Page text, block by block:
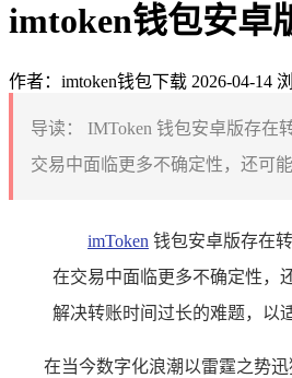
imtoken钱包安卓
作者：imtoken钱包下载 2026-04-14
导读：
IMToken 钱包安卓版存在
交易中面临更多不确定性，还可
imToken 钱包安卓版存在
在交易中面临更多不确定性，
解决转账时间过长的难题，以
在当今数字化浪潮以雷霆之势迅